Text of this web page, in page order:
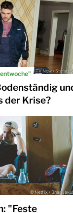
© TV Now / Stefan
der Krise?
© Netflix / Brian
"Feste